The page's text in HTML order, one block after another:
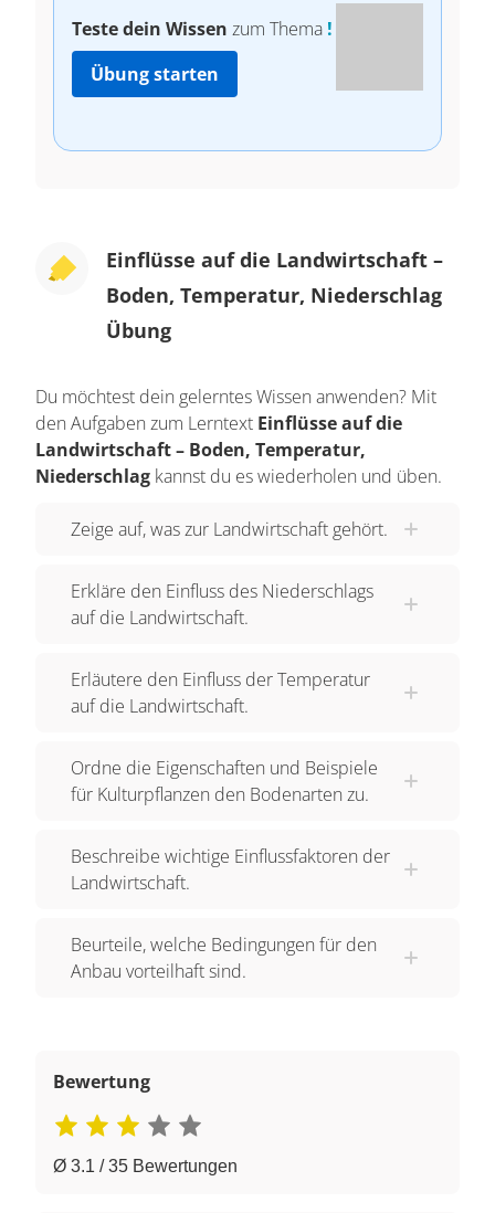
Teste dein Wissen zum Thema !
Übung starten
Einflüsse auf die Landwirtschaft –
Boden, Temperatur, Niederschlag
Übung
Du möchtest dein gelerntes Wissen anwenden? Mit
den Aufgaben zum Lerntext Einflüsse auf die
Landwirtschaft – Boden, Temperatur,
Niederschlag kannst du es wiederholen und üben.
Zeige auf, was zur Landwirtschaft gehört.
Erkläre den Einfluss des Niederschlags
auf die Landwirtschaft.
Erläutere den Einfluss der Temperatur
auf die Landwirtschaft.
Ordne die Eigenschaften und Beispiele
für Kulturpflanzen den Bodenarten zu.
Beschreibe wichtige Einflussfaktoren der
Landwirtschaft.
Beurteile, welche Bedingungen für den
Anbau vorteilhaft sind.
Bewertung
Ø 3.1 / 35 Bewertungen